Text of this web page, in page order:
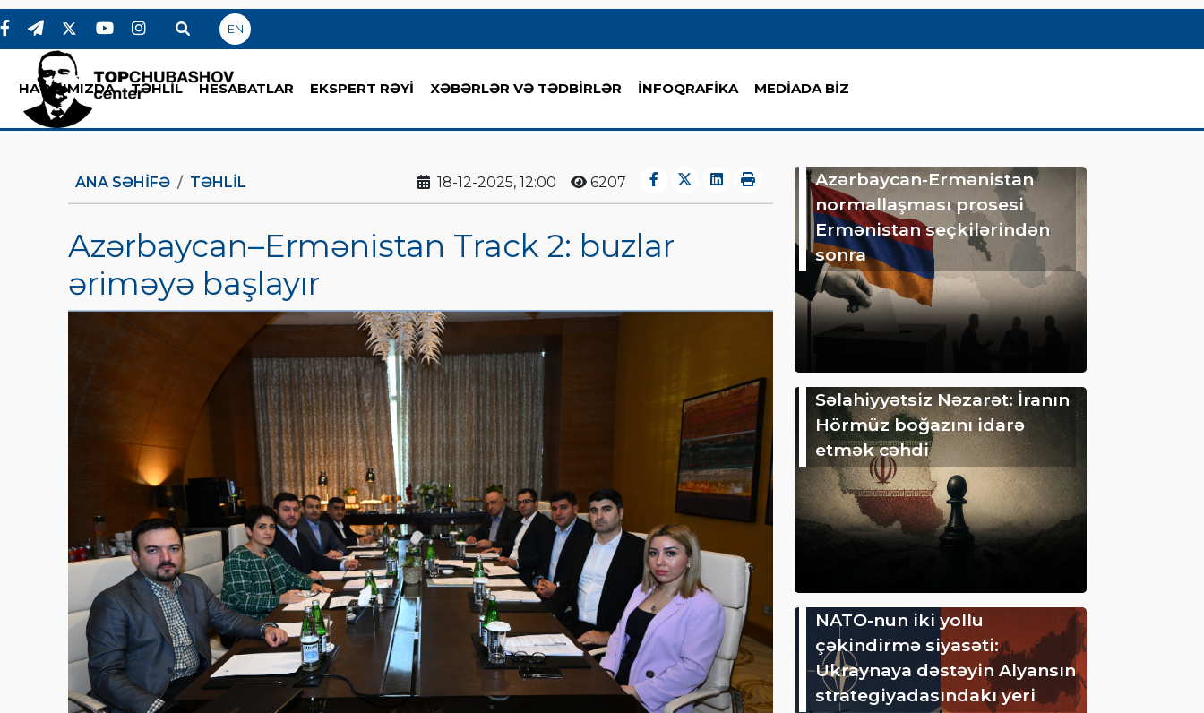
EN
HAQQIMIZDA TƏHLİL HESABATLAR EKSPERT RƏYİ XƏBƏRLƏR VƏ TƏDBİRLƏR İNFOQRAFİKA MEDİADA BİZ
ANA SƏHIFƏ TƏHLİL 18-12-2025, 12:00 6207
Azərbaycan–Ermənistan Track 2: buzlar
əriməyə başlayır
Azərbaycan-Ermənistan
normallaşması prosesi
Ermənistan seçkilərindən
sonra
Səlahiyyətsiz Nəzarət: İranın
Hörmüz boğazını idarə
etmək cəhdi
NATO-nun iki yollu
çəkindirmə siyasəti:
Ukraynaya dəstəyin Alyansın
strategiyadasındakı yeri